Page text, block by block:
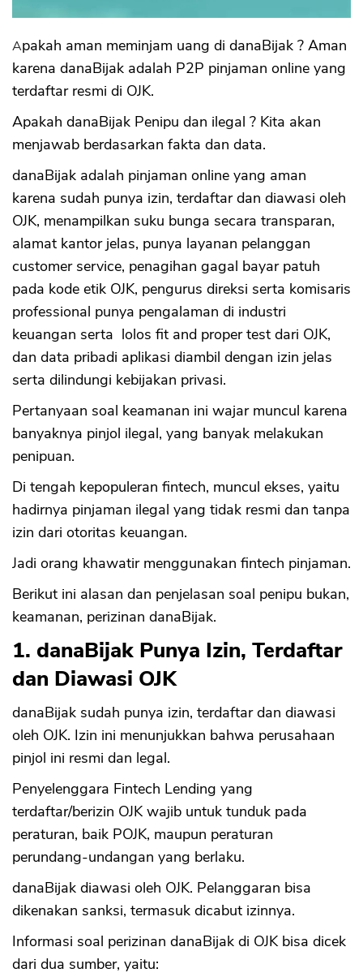
Apakah aman meminjam uang di danaBijak ? Aman
karena danaBijak adalah P2P pinjaman online yang
terdaftar resmi di OJK.
Apakah danaBijak Penipu dan ilegal ? Kita akan
menjawab berdasarkan fakta dan data.
danaBijak adalah pinjaman online yang aman
karena sudah punya izin, terdaftar dan diawasi oleh
OJK, menampilkan suku bunga secara transparan,
alamat kantor jelas, punya layanan pelanggan
customer service, penagihan gagal bayar patuh
pada kode etik OJK, pengurus direksi serta komisaris
professional punya pengalaman di industri
keuangan serta lolos fit and proper test dari OJK,
dan data pribadi aplikasi diambil dengan izin jelas
serta dilindungi kebijakan privasi.
Pertanyaan soal keamanan ini wajar muncul karena
banyaknya pinjol ilegal, yang banyak melakukan
penipuan.
Di tengah kepopuleran fintech, muncul ekses, yaitu
hadirnya pinjaman ilegal yang tidak resmi dan tanpa
izin dari otoritas keuangan.
Jadi orang khawatir menggunakan fintech pinjaman.
Berikut ini alasan dan penjelasan soal penipu bukan,
keamanan, perizinan danaBijak.
1. danaBijak Punya Izin, Terdaftar
dan Diawasi OJK
danaBijak sudah punya izin, terdaftar dan diawasi
oleh OJK. Izin ini menunjukkan bahwa perusahaan
pinjol ini resmi dan legal.
Penyelenggara Fintech Lending yang
terdaftar/berizin OJK wajib untuk tunduk pada
peraturan, baik POJK, maupun peraturan
perundang-undangan yang berlaku.
danaBijak diawasi oleh OJK. Pelanggaran bisa
dikenakan sanksi, termasuk dicabut izinnya.
Informasi soal perizinan danaBijak di OJK bisa dicek
dari dua sumber, yaitu: